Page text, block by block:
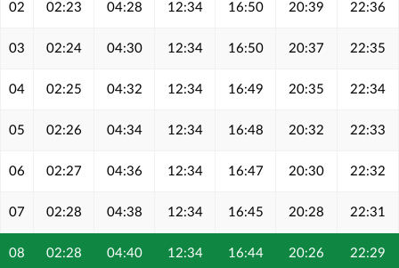
02 02:23 04:28 12:34 16:50 20:39 22:36
03 02:24 04:30 12:34 16:50 20:37 22:35
04 02:25 04:32 12:34 16:49 20:35 22:34
05 02:26 04:34 12:34 16:48 20:32 22:33
06 02:27 04:36 12:34 16:47 20:30 22:32
07 02:28 04:38 12:34 16:45 20:28 22:31
08 02:28 04:40 12:34 16:44 20:26 22:29